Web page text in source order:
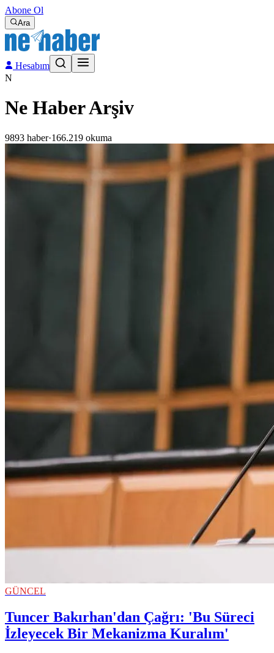
Abone Ol
Ara
Hesabım
N
Ne Haber Arşiv
9893 haber·166.219 okuma
GÜNCEL
Tuncer Bakırhan'dan Çağrı: 'Bu Süreci
İzleyecek Bir Mekanizma Kuralım'